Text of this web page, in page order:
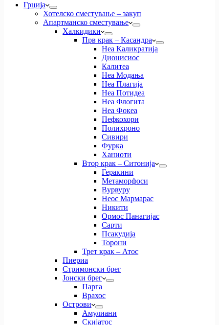
Грција
Хотелско сместување – закуп
Апартманско сместување
Халкидики
Прв крак – Касандра
Неа Каликратија
Дионисиос
Калитеа
Неа Модања
Неа Плагија
Неа Потидеа
Неа Флогита
Неа Фокеа
Пефкохори
Полихроно
Сивири
Фурка
Ханиоти
Втор крак – Ситонија
Геракини
Метаморфоси
Вурвуру
Неос Мармарас
Никити
Ормос Панагијас
Сарти
Псакудија
Торони
Трет крак – Атос
Пиериа
Стримонски брег
Јонски брег
Парга
Врахос
Острови
Амулиани
Скијатос